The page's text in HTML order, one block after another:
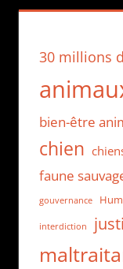
30 millions
bien-être
chien
faune
gouvernance
interdiction